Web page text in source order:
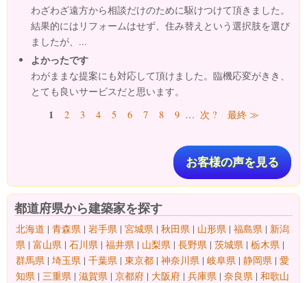
わざわざ遠方から相談だけのために駆けつけて頂きました。
結果的にはリフォームはせず、住み替えという選択肢を選び
ましたが、...
よかったです
わがままな提案にも対応して頂けました。臨機応変がきき、
とても良いサービスだと思います。
ページ1 2 3 4 5 6 7 8 9 … 次 ? 最終 ≫
お客様の声を見る
都道府県から建築家を探す
北海道 | 青森県 | 岩手県 | 宮城県 | 秋田県 | 山形県 | 福島県 | 新潟
県 | 富山県 | 石川県 | 福井県 | 山梨県 | 長野県 | 茨城県 | 栃木県 |
群馬県 | 埼玉県 | 千葉県 | 東京都 | 神奈川県 | 岐阜県 | 静岡県 | 愛
知県 | 三重県 | 滋賀県 | 京都府 | 大阪府 | 兵庫県 | 奈良県 | 和歌山